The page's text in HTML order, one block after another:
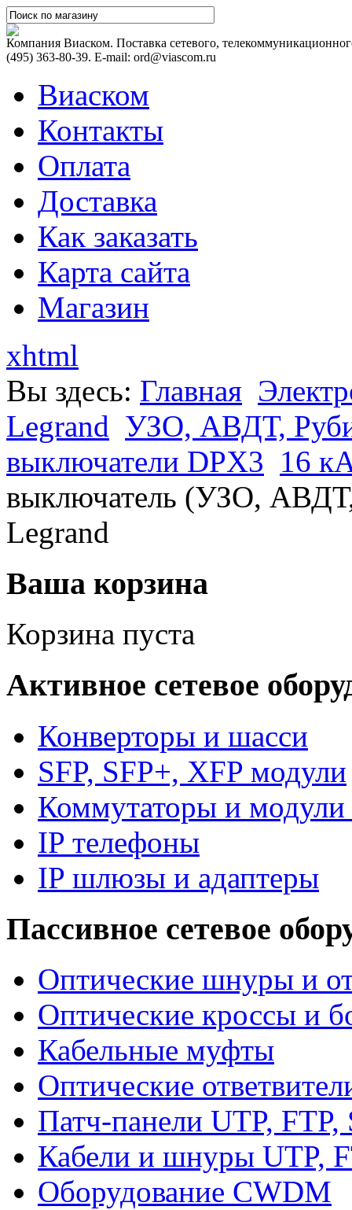
Компания Виаском. Поставка сетевого,
(495) 363-80-39. E-mail: ord@viascom.ru
Виаском
Контакты
Оплата
Доставка
Как заказать
Карта сайта
Магазин
xhtml
Вы здесь: Главная
Legrand УЗО, АВДТ,
выключатели DPX3 16
выключатель (УЗО,
Legrand
Ваша корзина
Корзина пуста
Активное сетевое
Конверторы и шасси
SFP, SFP+, XFP модули
Коммутаторы и модули
IP телефоны
IP шлюзы и адаптеры
Пассивное сетевое
Оптические шнуры и
Оптические кроссы и
Кабельные муфты
Оптические
Патч-панели UTP, FTP,
Кабели и шнуры UTP,
Оборудование CWDM